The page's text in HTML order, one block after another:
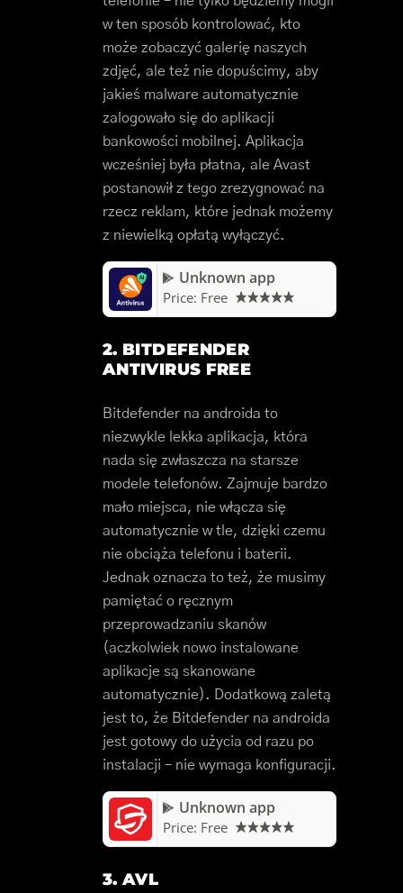
w ten sposób kontrolować, kto
może zobaczyć galerię naszych
zdjęć, ale też nie dopuścimy, aby
jakieś malware automatycznie
zalogowało się do aplikacji
bankowości mobilnej. Aplikacja
wcześniej była płatna, ale Avast
postanowił z tego zrezygnować na
rzecz reklam, które jednak możemy
z niewielką opłatą wyłączyć.
Unknown app
Price: Free
2. BITDEFENDER
ANTIVIRUS FREE
Bitdefender na androida to
niezwykle lekka aplikacja, która
nada się zwłaszcza na starsze
modele telefonów. Zajmuje bardzo
mało miejsca, nie włącza się
automatycznie w tle, dzięki czemu
nie obciąża telefonu i baterii.
Jednak oznacza to też, że musimy
pamiętać o ręcznym
przeprowadzaniu skanów
(aczkolwiek nowo instalowane
aplikacje są skanowane
automatycznie). Dodatkową zaletą
jest to, że Bitdefender na androida
jest gotowy do użycia od razu po
instalacji – nie wymaga konfiguracji.
Unknown app
Price: Free
3. AVL